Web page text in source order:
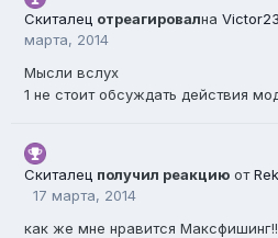
Скиталец отреагировална Victor23
марта, 2014
Мысли вслух
1 не стоит обсуждать действия
Скиталец получил реакцию от
17 марта, 2014
как же мне нравится